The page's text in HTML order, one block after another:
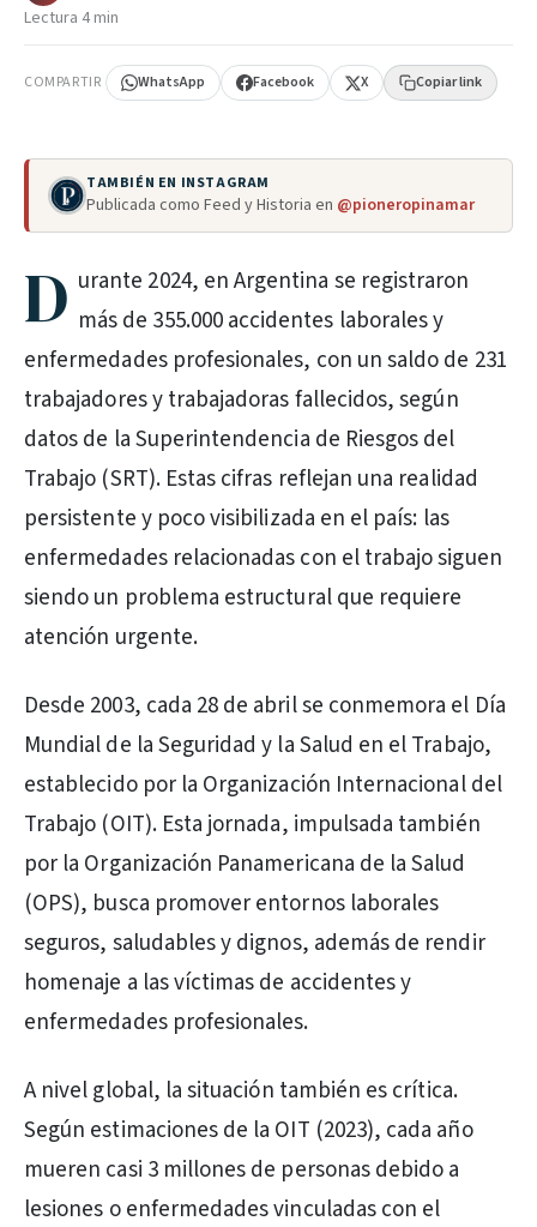
Lectura 4 min
COMPARTIR WhatsApp Facebook X Copiar link
TAMBIÉN EN INSTAGRAM
Publicada como Feed y Historia en @pioneropinamar
D urante 2024, en Argentina se registraron
más de 355.000 accidentes laborales y
enfermedades profesionales, con un saldo de 231
trabajadores y trabajadoras fallecidos, según
datos de la Superintendencia de Riesgos del
Trabajo (SRT). Estas cifras reflejan una realidad
persistente y poco visibilizada en el país: las
enfermedades relacionadas con el trabajo siguen
siendo un problema estructural que requiere
atención urgente.
Desde 2003, cada 28 de abril se conmemora el Día
Mundial de la Seguridad y la Salud en el Trabajo,
establecido por la Organización Internacional del
Trabajo (OIT). Esta jornada, impulsada también
por la Organización Panamericana de la Salud
(OPS), busca promover entornos laborales
seguros, saludables y dignos, además de rendir
homenaje a las víctimas de accidentes y
enfermedades profesionales.
A nivel global, la situación también es crítica.
Según estimaciones de la OIT (2023), cada año
mueren casi 3 millones de personas debido a
lesiones o enfermedades vinculadas con el